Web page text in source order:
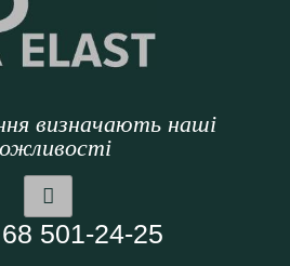
визначають наші
501-24-25